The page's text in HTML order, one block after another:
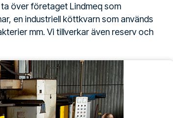
över företaget Lindmeq som
en industriell köttkvarn som används
mm. Vi tillverkar även reserv och